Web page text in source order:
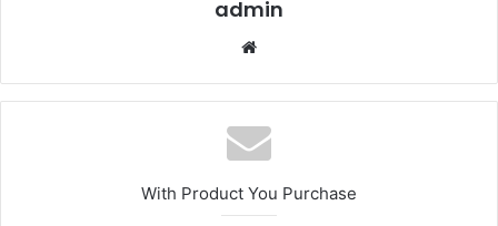
admin
With Product You Purchase